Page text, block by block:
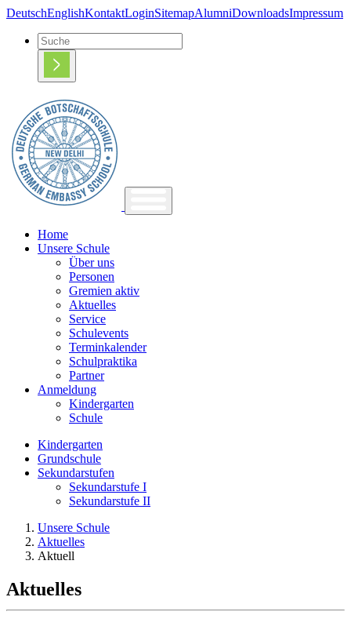
DeutschEnglishKontaktLoginSitemapAlumniDownloadsImpressum
Home
Unsere Schule
Über uns
Personen
Gremien aktiv
Aktuelles
Service
Schulevents
Terminkalender
Schulpraktika
Partner
Anmeldung
Kindergarten
Schule
Kindergarten
Grundschule
Sekundarstufen
Sekundarstufe I
Sekundarstufe II
Unsere Schule
Aktuelles
Aktuell
Aktuelles